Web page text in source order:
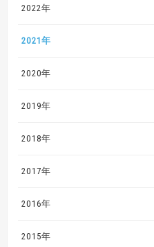
2022年
2021年
2020年
2019年
2018年
2017年
2016年
2015年